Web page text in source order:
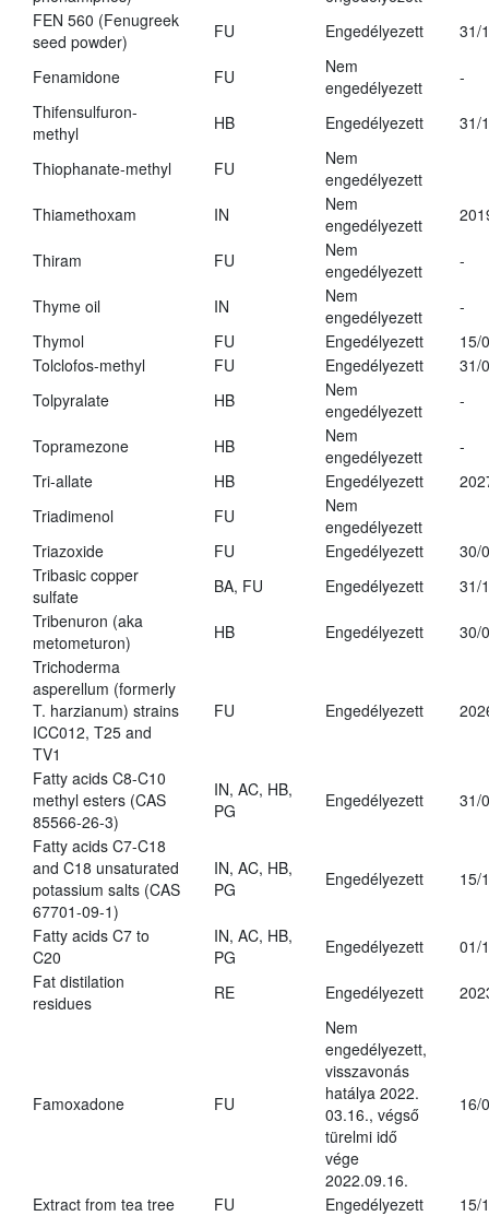
FEN 560 (Fenugreek
seed powder)
FU Engedélyezett 31/
Fenamidone FU
Nem
engedélyezett
-
Thifensulfuron-
methyl
HB Engedélyezett 31/
Thiophanate-methyl FU
Nem
engedélyezett
Thiamethoxam
IN
Nem
engedélyezett
Thiram FU
Nem
engedélyezett
-
Thyme oil IN
Nem
engedélyezett
-
Thymol
FU Engedélyezett
15/
Tolclofos-methyl
FU Engedélyezett
31/
Tolpyralate
HB
Nem
engedélyezett
-
Topramezone HB
Nem
engedélyezett
-
Tri-allate
HB Engedélyezett
Triadimenol
FU
Nem
engedélyezett
Triazoxide
FU Engedélyezett
30/
Tribasic copper
sulfate
BA, FU Engedélyezett
31/
Tribenuron (aka
metometuron)
HB Engedélyezett
30/
Trichoderma
asperellum (formerly
T. harzianum) strains
ICC012, T25 and
TV1
FU Engedélyezett
Fatty acids C8-C10
methyl esters (CAS
85566-26-3)
IN, AC, HB,
PG
Engedélyezett 31/
Fatty acids C7-C18
and C18 unsaturated
potassium salts (CAS
67701-09-1)
IN, AC, HB,
PG
Engedélyezett 15/
Fatty acids C7 to
C20
IN, AC, HB,
PG
Engedélyezett
01/
Fat distilation
residues
RE Engedélyezett
Famoxadone FU
Nem
engedélyezett,
visszavonás
hatálya 2022.
03.16., végső
türelmi idő
vége
2022.09.16.
16/
Extract from tea tree FU Engedélyezett
15/